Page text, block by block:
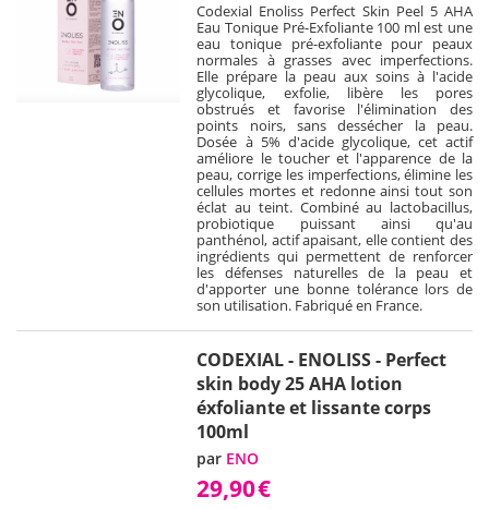
Codexial Enoliss Perfect Skin Peel 5 AHA
Eau Tonique Pré-Exfoliante 100 ml est une
eau tonique pré-exfoliante pour peaux
normales à grasses avec imperfections.
Elle prépare la peau aux soins à l'acide
glycolique, exfolie, libère les pores
obstrués et favorise l'élimination des
points noirs, sans dessécher la peau.
Dosée à 5% d'acide glycolique, cet actif
améliore le toucher et l'apparence de la
peau, corrige les imperfections, élimine les
cellules mortes et redonne ainsi tout son
éclat au teint. Combiné au lactobacillus,
probiotique puissant ainsi qu'au
panthénol, actif apaisant, elle contient des
ingrédients qui permettent de renforcer
les défenses naturelles de la peau et
d'apporter une bonne tolérance lors de
son utilisation. Fabriqué en France.
CODEXIAL - ENOLISS - Perfect
skin body 25 AHA lotion
éxfoliante et lissante corps
100ml
par ENO
29,90€